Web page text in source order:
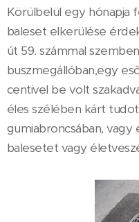
Körülbelül egy hónapja
baleset elkerülése
út 59. számmal
buszmegállóban,egy
centivel be volt
éles szélében kárt
gumiabroncsában,
balesetet vagy